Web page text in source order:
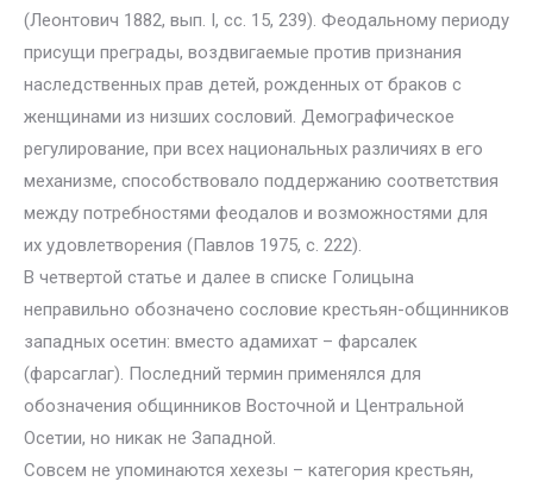
(Леонтович 1882, вып. I, сс. 15, 239). Феодальному периоду
присущи преграды, воздвигаемые против признания
наследственных прав детей, рожденных от браков с
женщинами из низших сословий. Демографическое
регулирование, при всех национальных различиях в его
механизме, способствовало поддержанию соответствия
между потребностями феодалов и возможностями для
их удовлетворения (Павлов 1975, с. 222).
В четвертой статье и далее в списке Голицына
неправильно обозначено сословие крестьян-общинников
западных осетин: вместо адамихат – фарсалек
(фарсаглаг). Последний термин применялся для
обозначения общинников Восточной и Центральной
Осетии, но никак не Западной.
Совсем не упоминаются хехезы – категория крестьян,